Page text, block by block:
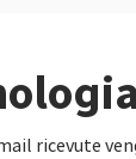
ricevute